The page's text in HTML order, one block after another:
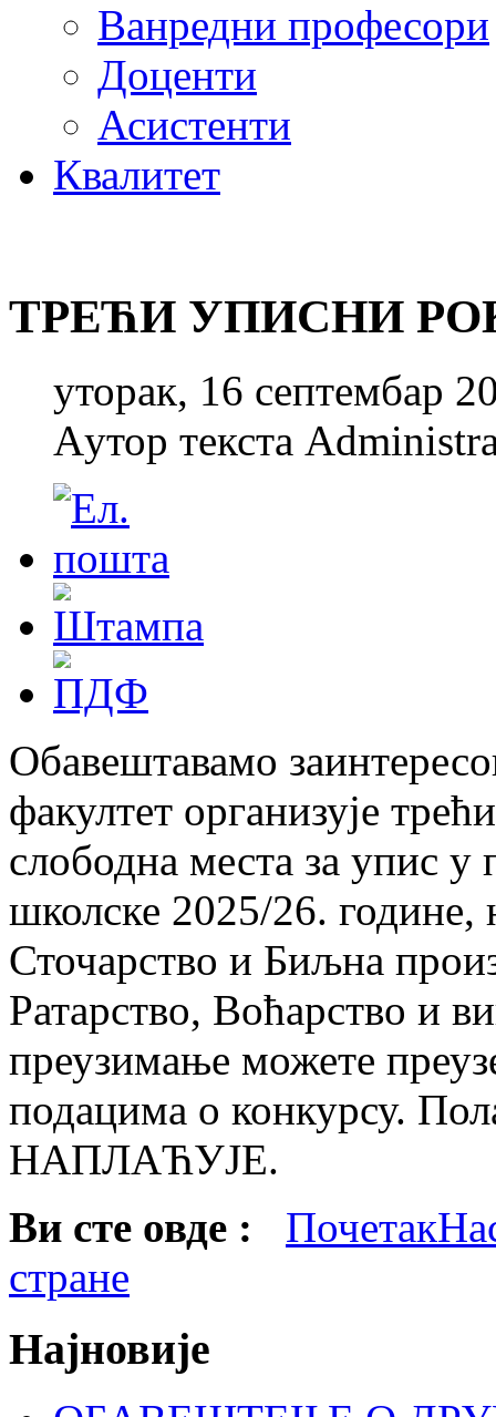
Ванредни професори
Доценти
Асистенти
Квалитет
ТРЕЋИ УПИСНИ
уторак, 16 септембар
Aутор текста
Обавештавамо
факултет организује
слободна места за упис у
школске 2025/26. године,
Сточарство и Биљна
Ратарство, Воћарство и
преузимање можете
подацима о конкурсу.
НАПЛАЋУЈЕ.
Ви сте овде :
Почетак
стране
Најновије